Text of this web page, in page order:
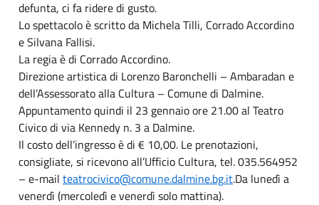
defunta, ci fa ridere di gusto.
Lo spettacolo è scritto da Michela Tilli, Corrado Accordino
e Silvana Fallisi.
La regia è di Corrado Accordino.
Direzione artistica di Lorenzo Baronchelli – Ambaradan e
dell’Assessorato alla Cultura – Comune di Dalmine.
Appuntamento quindi il 23 gennaio ore 21.00 al Teatro
Civico di via Kennedy n. 3 a Dalmine.
Il costo dell’ingresso è di € 10,00. Le prenotazioni,
consigliate, si ricevono all’Ufficio Cultura, tel. 035.564952
– e-mail teatrocivico@comune.dalmine.bg.it.Da lunedì a
venerdì (mercoledì e venerdì solo mattina).